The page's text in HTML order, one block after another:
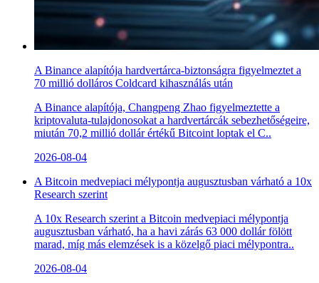
A Binance alapítója hardvertárca-biztonságra figyelmeztet a
70 millió dolláros Coldcard kihasználás után
A Binance alapítója, Changpeng Zhao figyelmeztette a
kriptovaluta-tulajdonosokat a hardvertárcák sebezhetőségeire,
miután 70,2 millió dollár értékű Bitcoint loptak el C..
2026-08-04
A Bitcoin medvepiaci mélypontja augusztusban várható a 10x
Research szerint
A 10x Research szerint a Bitcoin medvepiaci mélypontja
augusztusban várható, ha a havi zárás 63 000 dollár fölött
marad, míg más elemzések is a közelgő piaci mélypontra..
2026-08-04